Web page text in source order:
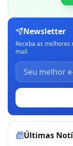
Newsletter
Receba as
mail.
Últimas